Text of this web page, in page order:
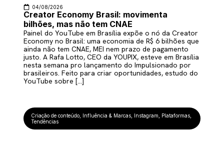
04/08/2026
Creator Economy Brasil: movimenta
bilhões, mas não tem CNAE
Painel do YouTube em Brasília expõe o nó da Creator
Economy no Brasil: uma economia de R$ 6 bilhões que
ainda não tem CNAE, MEI nem prazo de pagamento
justo. A Rafa Lotto, CEO da YOUPIX, esteve em Brasília
nesta semana pro lançamento do Impulsionado por
brasileiros. Feito para criar oportunidades, estudo do
YouTube sobre […]
Criação de conteúdo Influência & Marcas Instagram Plataformas
Tendências